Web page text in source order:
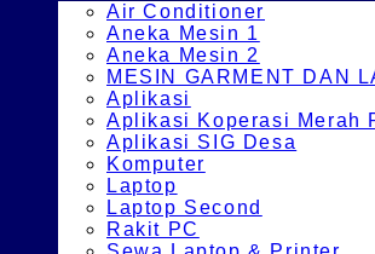
Air Conditioner
Aneka Mesin 1
Aneka Mesin 2
MESIN GARMENT DAN
Aplikasi
Aplikasi Koperasi Merah
Aplikasi SIG Desa
Komputer
Laptop
Laptop Second
Rakit PC